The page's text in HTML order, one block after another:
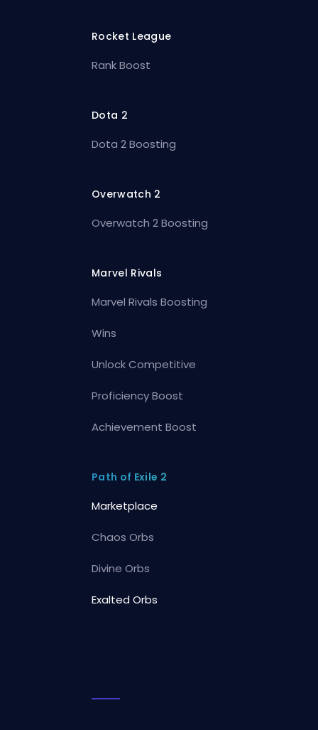
Rocket League
Rank Boost
Dota 2
Dota 2 Boosting
Overwatch 2
Overwatch 2 Boosting
Marvel Rivals
Marvel Rivals Boosting
Wins
Unlock Competitive
Proficiency Boost
Achievement Boost
Path of Exile 2
Marketplace
Chaos Orbs
Divine Orbs
Exalted Orbs